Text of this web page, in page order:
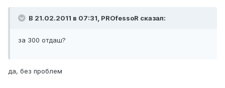
В 21.02.2011 в 07:31, PROfessoR сказал:
за 300 отдаш?
да, без проблем